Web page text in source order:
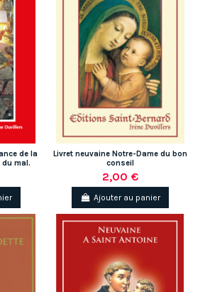
de la
mal.
Livret neuvaine Notre-Dame du bon
conseil
2,00 €
Ajouter au panier